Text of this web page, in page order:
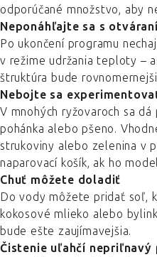
odporúčané množstvo, aby
Neponáhľajte sa s
Po ukončení programu
v režime udržania teploty –
štruktúra bude
Nebojte sa
V mnohých ryžovaroch sa
pohánka alebo pšeno.
strukoviny alebo zelenina v
naparovací košík, ak ho
Chuť môžete doladiť
Do vody môžete pridať soľ,
kokosové mlieko alebo
bude ešte zaujímavejšia.
Čistenie uľahčí nepriľnavý